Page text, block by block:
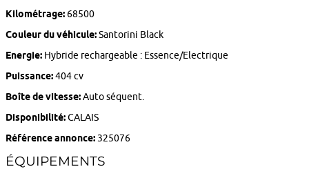
Kilométrage: 68500
Couleur du véhicule:Santorini Black
Energie: Hybride rechargeable : Essence/Electrique
Puissance:404 cv
Boîte de vitesse:Auto séquent.
Disponibilité:CALAIS
Référence annonce: 325076
ÉQUIPEMENTS